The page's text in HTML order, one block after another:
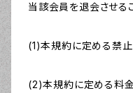
当該会員を退会させる
(1)本規約に定める禁
(2)本規約に定める料